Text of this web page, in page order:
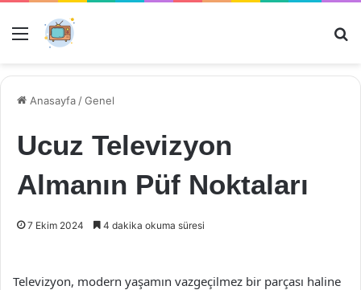
Menü
Anasayfa /Genel
Ucuz Televizyon
Almanın Püf Noktaları
7 Ekim 2024 4 dakika okuma süresi
Televizyon, modern yaşamın vazgeçilmez bir parçası haline